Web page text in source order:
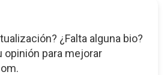
¿Falta alguna bio?
opinión para mejorar